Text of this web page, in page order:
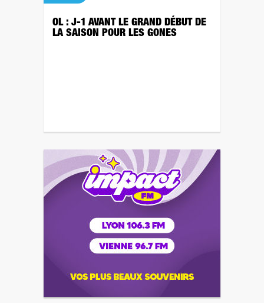
OL : J-1 AVANT LE GRAND DÉBUT DE
LA SAISON POUR LES GONES